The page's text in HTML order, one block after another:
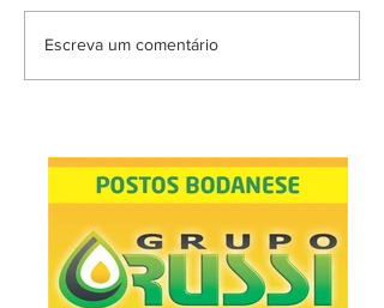
Escreva um comentário